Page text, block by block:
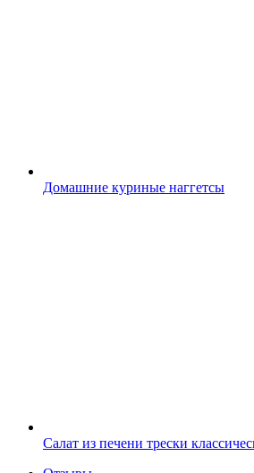
Домашние куриные наггетсы
Салат из печени трески